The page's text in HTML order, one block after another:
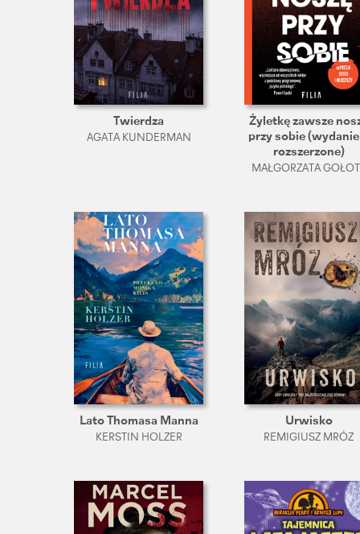
Twierdza
AGATA KUNDERMAN
Żyletkę zawsze
przy sobie
rozszerzone)
MAŁGORZATA
Lato Thomasa Manna
KERSTIN HOLZER
Urwisko
REMIGIUSZ MRÓZ